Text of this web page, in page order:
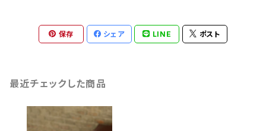
保存 シェア LINE ポスト
最近チェックした商品